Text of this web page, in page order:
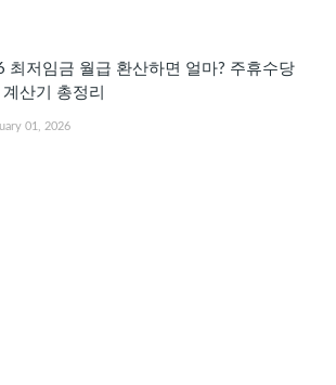
최저임금 월급 환산하면 얼마? 주휴수당
산기 총정리
01, 2026